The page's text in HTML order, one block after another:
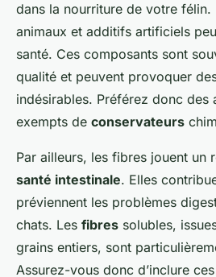
dans la nourriture de votre félin.
animaux et additifs artificiels
santé. Ces composants sont
qualité et peuvent provoquer
indésirables. Préférez donc des
exempts de conservateurs
Par ailleurs, les fibres jouent un
santé intestinale. Elles
préviennent les problèmes
chats. Les fibres solubles,
grains entiers, sont
Assurez-vous donc d’inclure